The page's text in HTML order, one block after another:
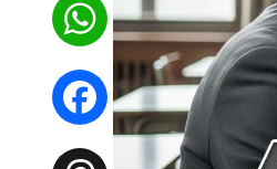
WhatsApp
Facebook